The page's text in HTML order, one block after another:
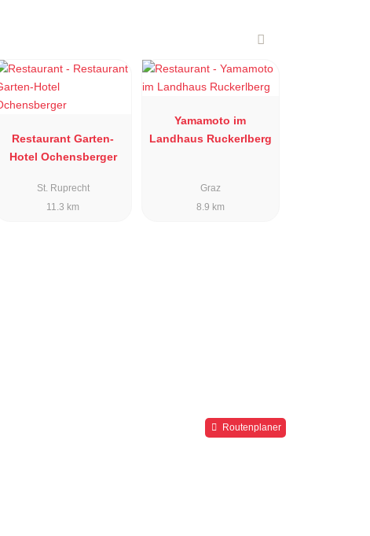
Restaurant Garten-
Hotel Ochensberger
St. Ruprecht
11.3 km
Yamamoto im
Landhaus Ruckerlberg
Graz
8.9 km
Routenplaner